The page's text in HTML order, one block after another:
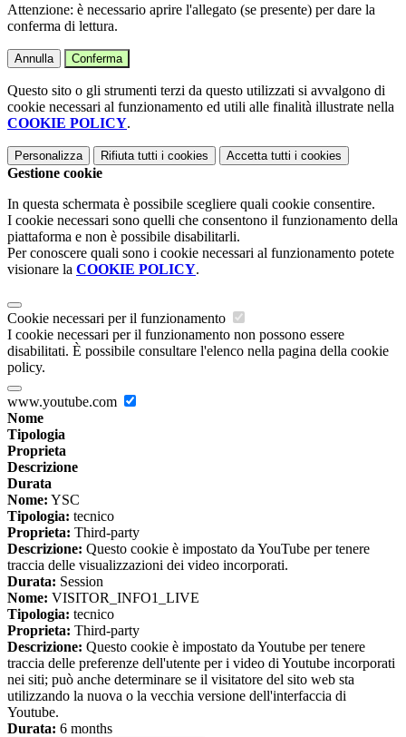
Attenzione: è necessario aprire l'allegato (se presente) per dare la
conferma di lettura.
Annulla Conferma
Questo sito o gli strumenti terzi da questo utilizzati si avvalgono di
cookie necessari al funzionamento ed utili alle finalità illustrate nella
COOKIE POLICY.
Personalizza Rifiuta tutti i cookies Accetta tutti i cookies
Gestione cookie
In questa schermata è possibile scegliere quali cookie consentire.
I cookie necessari sono quelli che consentono il funzionamento della
piattaforma e non è possibile disabilitarli.
Per conoscere quali sono i cookie necessari al funzionamento potete
visionare la COOKIE POLICY.
Cookie necessari per il funzionamento
I cookie necessari per il funzionamento non possono essere
disabilitati. È possibile consultare l'elenco nella pagina della cookie
policy.
www.youtube.com
Nome
Tipologia
Proprieta
Descrizione
Durata
Nome: YSC
Tipologia: tecnico
Proprieta: Third-party
Descrizione: Questo cookie è impostato da YouTube per tenere
traccia delle visualizzazioni dei video incorporati.
Durata: Session
Nome: VISITOR_INFO1_LIVE
Tipologia: tecnico
Proprieta: Third-party
Descrizione: Questo cookie è impostato da Youtube per tenere
traccia delle preferenze dell'utente per i video di Youtube incorporati
nei siti; può anche determinare se il visitatore del sito web sta
utilizzando la nuova o la vecchia versione dell'interfaccia di
Youtube.
Durata: 6 months